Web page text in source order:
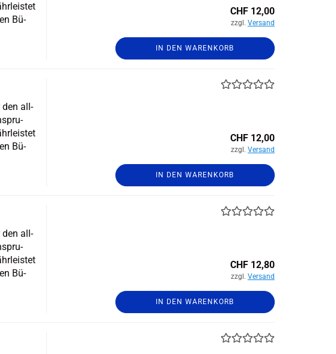
Bü­
CHF 12,00
zzgl. Versand
IN DEN WARENKORB
den all­
Bü­
CHF 12,00
zzgl. Versand
IN DEN WARENKORB
den all­
Bü­
CHF 12,80
zzgl. Versand
IN DEN WARENKORB